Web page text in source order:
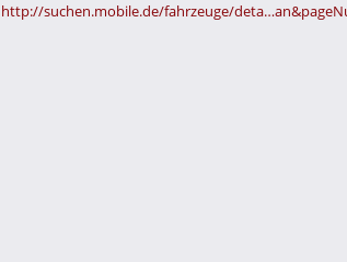
http://suchen.mobile.de/fahrzeuge/